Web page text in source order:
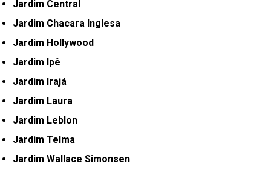
Jardim Central
Jardim Chacara Inglesa
Jardim Hollywood
Jardim Ipê
Jardim Irajá
Jardim Laura
Jardim Leblon
Jardim Telma
Jardim Wallace Simonsen